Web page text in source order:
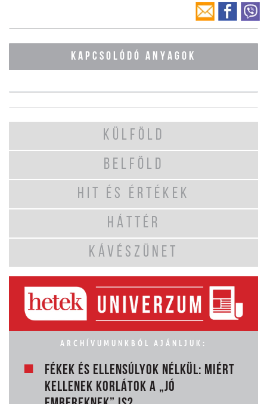
KAPCSOLÓDÓ ANYAGOK
KÜLFÖLD
BELFÖLD
HIT ÉS ÉRTÉKEK
HÁTTÉR
KÁVÉSZÜNET
ARCHÍVUMUNKBÓL AJÁNLJUK:
FÉKEK ÉS ELLENSÚLYOK NÉLKÜL: MIÉRT
KELLENEK KORLÁTOK A „JÓ